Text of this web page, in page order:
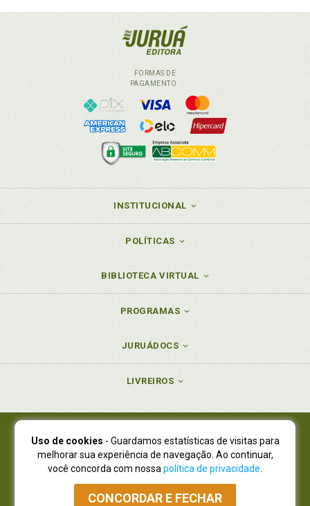
FORMAS DE
PAGAMENTO
INSTITUCIONAL
POLÍTICAS
BIBLIOTECA VIRTUAL
PROGRAMAS
JURUÁDOCS
LIVREIROS
Juruá Editora Ltda., CNPJ 77.535.508/0001-19
Juruá Informática Ltda., CNPJ 01.701.561/0001-80
NOVO ENDEREÇO:R. Flávio Dallegrave, 7665, São Lourenço |
Curitiba - Paraná - CEP 82210-310
Atendimento: (41) 4009-3900|Vendas Atacado: (41) 4009-3939
Uso de cookies - Guardamos estatísticas de visitas para
melhorar sua experiência de navegação. Ao continuar,
você concorda com nossa política de privacidade
CONCORDAR E FECHAR